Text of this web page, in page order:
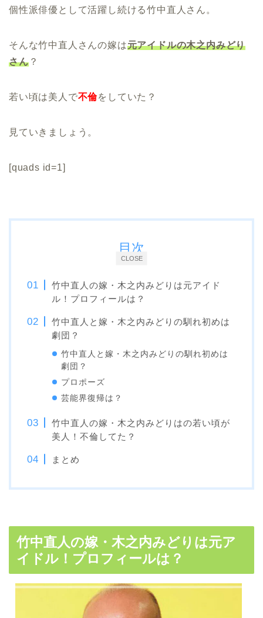
個性派俳優として活躍し続ける竹中直人さん。
そんな竹中直人さんの嫁は元アイドルの木之内みどり
さん？
若い頃は美人で不倫をしていた？
見ていきましょう。
[quads id=1]
CLOSE
目次
竹中直人の嫁・木之内みどりは元アイド
ル！プロフィールは？
竹中直人と嫁・木之内みどりの馴れ初めは
劇団？
竹中直人と嫁・木之内みどりの馴れ初めは
劇団？
プロポーズ
芸能界復帰は？
竹中直人の嫁・木之内みどりはの若い頃が
美人！不倫してた？
まとめ
竹中直人の嫁・木之内みどりは元ア
イドル！プロフィールは？